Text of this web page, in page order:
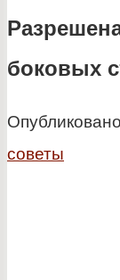
боковых
советы